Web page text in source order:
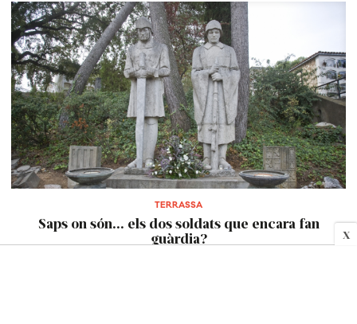
X
TERRASSA
Saps on són... els dos soldats que encara fan
guàrdia?